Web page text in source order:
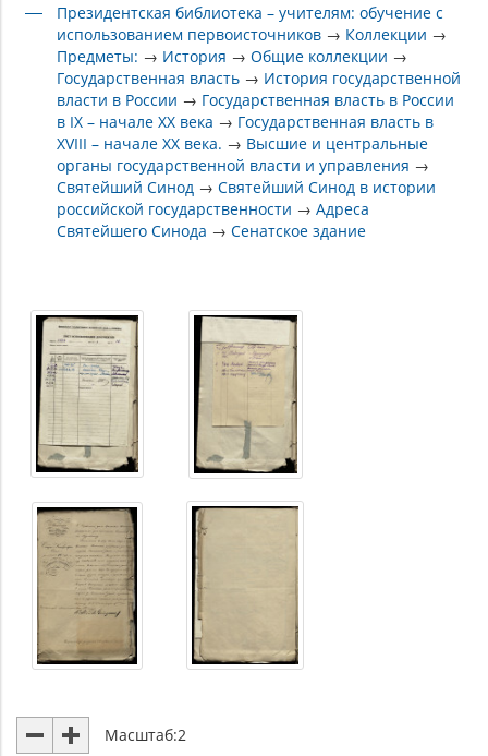
Президентская библиотека – учителям: обучение с
использованием первоисточников → Коллекции →
Предметы: → История →Общие коллекции →
Государственная власть → История государственной
власти в России → Государственная власть в России
в IX – начале XX века → Государственная власть в
XVIII – начале XX века. → Высшие и центральные
органы государственной власти и управления →
Святейший Синод →Святейший Синод в истории
российской государственности →Адреса
Святейшего Синода →Сенатское здание
Масштаб:2